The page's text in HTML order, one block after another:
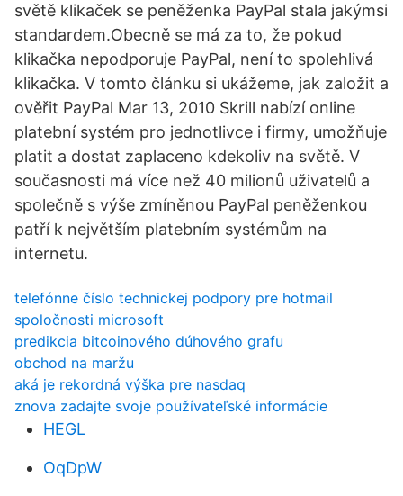
světě klikaček se peněženka PayPal stala jakýmsi
standardem.Obecně se má za to, že pokud
klikačka nepodporuje PayPal, není to spolehlivá
klikačka. V tomto článku si ukážeme, jak založit a
ověřit PayPal Mar 13, 2010 Skrill nabízí online
platební systém pro jednotlivce i firmy, umožňuje
platit a dostat zaplaceno kdekoliv na světě. V
současnosti má více než 40 milionů uživatelů a
společně s výše zmíněnou PayPal peněženkou
patří k největším platebním systémům na
internetu.
telefónne číslo technickej podpory pre hotmail
spoločnosti microsoft
predikcia bitcoinového dúhového grafu
obchod na maržu
aká je rekordná výška pre nasdaq
znova zadajte svoje používateľské informácie
HEGL
OqDpW